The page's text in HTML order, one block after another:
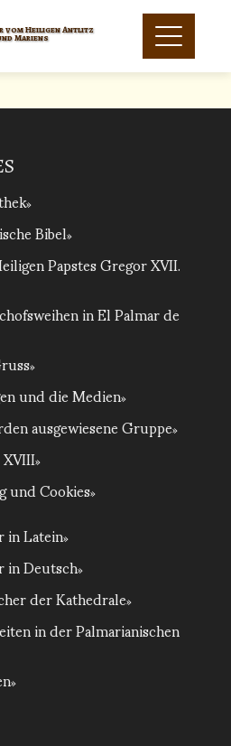
vom Heiligen Antlitz
Mariens
Bibel
Papstes Gregor XVII.
in El Palmar de
und die Medien
ausgewiesene Gruppe
Cookies
Latein
in Deutsch
der Kathedrale
in der Palmarianischen